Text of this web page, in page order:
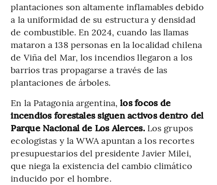
plantaciones son altamente inflamables debido
a la uniformidad de su estructura y densidad
de combustible. En 2024, cuando las llamas
mataron a 138 personas en la localidad chilena
de Viña del Mar, los incendios llegaron a los
barrios tras propagarse a través de las
plantaciones de árboles.
En la Patagonia argentina, los focos de
incendios forestales siguen activos dentro del
Parque Nacional de Los Alerces.Los grupos
ecologistas y la WWA apuntan a los recortes
presupuestarios del presidente Javier Milei,
que niega la existencia del cambio climático
inducido por el hombre.